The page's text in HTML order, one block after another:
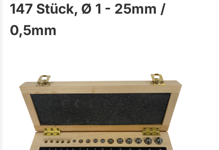
147 Stück, Ø 1 - 25mm /
0,5mm